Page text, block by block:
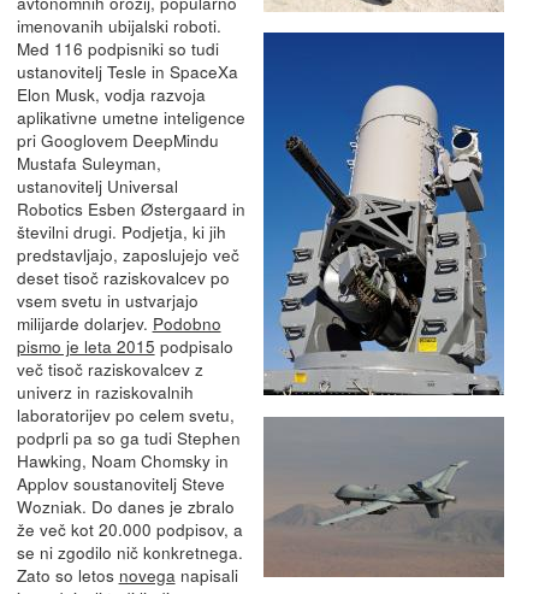
imenovanih ubijalski roboti.
Med 116 podpisniki so tudi
ustanovitelj Tesle in SpaceXa
Elon Musk, vodja razvoja
aplikativne umetne inteligence
pri Googlovem DeepMindu
Mustafa Suleyman,
ustanovitelj Universal
Robotics Esben Østergaard in
številni drugi. Podjetja, ki jih
predstavljajo, zaposlujejo več
deset tisoč raziskovalcev po
vsem svetu in ustvarjajo
milijarde dolarjev. Podobno
pismo je leta 2015 podpisalo
več tisoč raziskovalcev z
univerz in raziskovalnih
laboratorijev po celem svetu,
podprli pa so ga tudi Stephen
Hawking, Noam Chomsky in
Applov soustanovitelj Steve
Wozniak. Do danes je zbralo
že več kot 20.000 podpisov, a
se ni zgodilo nič konkretnega.
Zato so letos novega napisali